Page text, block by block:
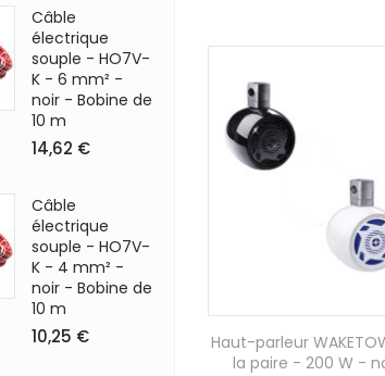
Câble
électrique
souple - HO7V-
K - 6 mm² -
noir - Bobine de
10 m
14,62 €
Câble
électrique
souple - HO7V-
K - 4 mm² -
noir - Bobine de
10 m
10,25 €
Haut-parleur
la paire - 200 W -